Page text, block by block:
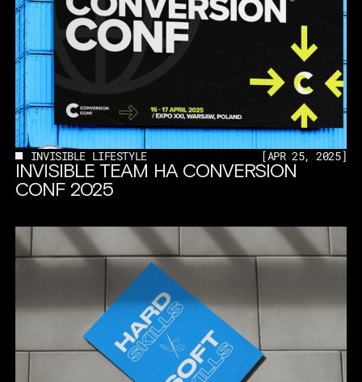
INVISIBLE LIFESTYLE [APR 25, 2025]
INVISIBLE TEAM НА CONVERSION
CONF 2025